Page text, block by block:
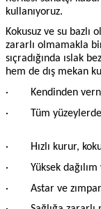
kullanıyoruz.
Kokusuz ve su bazlı
zararlı olmamakla
sıçradığında ıslak
hem de dış mekan
· Kendinden
· Tüm yüzeylerde
· Hızlı kurur,
· Yüksek dağılım
· Astar ve